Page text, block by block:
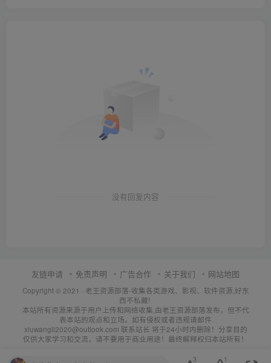
没有回复内容
友链申请 免责声明 广告合作 关于我们 网站地图
Copyright © 2021 · 老王资源部落-收集各类游戏、影视、软件资源,好东
西不私藏!
本站所有资源来源于用户上传和网络收集,由老王资源部落发布，但不代
表本站的观点和立场。如有侵权或者违规请邮件
xiuwangli2020@outlook.com 联系站长 将于24小时内删除！分享目的
仅供大家学习和交流，请不要用于商业用途！最终解释权归本站所有！
3 1